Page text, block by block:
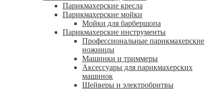
Парикмахерские кресла
Парикмахерские мойки
Мойки для барбершопа
Парикмахерские инструменты
Профессиональные парикмахерские
ножницы
Машинки и триммеры
Аксессуары для парикмахерских
машинок
Шейверы и электробритвы